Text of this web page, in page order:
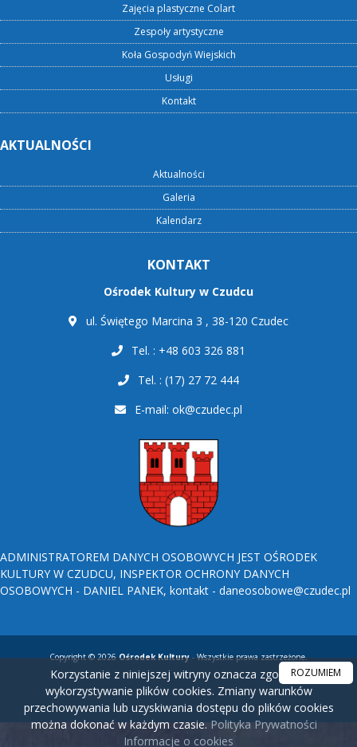
Zajęcia plastyczne Colart
Zespoły artystyczne
Koła Gospodyń Wiejskich
Usługi
Kontakt
AKTUALNOŚCI
Aktualności
Galeria
Kalendarz
KONTAKT
Ośrodek Kultury w Czudcu
ul. Świętego Marcina 3 , 38-120 Czudec
Tel. : +48 603 326 881
Tel. : (17) 27 72 444
E-mail: ok@czudec.pl
ADMINISTRATOREM DANYCH OSOBOWYCH JEST OŚRODEK
KULTURY W CZUDCU, INSPEKTOR OCHRONY DANYCH
OSOBOWYCH - DANIEL PANEK, kontakt - daneosobowe@czudec.pl
Copyright © 2026Ośrodek Kultury- Wszystkie prawa zastrzeżone.
Korzystanie z niniejszej witryny oznacza zgodę na
wykorzystywanie plików cookies. Zmiany warunków
przechowywania lub uzyskiwania dostępu do plików cookies
można dokonać w każdym czasie. Polityka Prywatności
Informacje o cookies
ROZUMIEM